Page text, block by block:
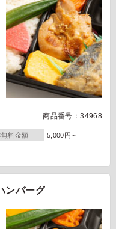
商品番号：34968
料金額 5,000円～
ンバーグ